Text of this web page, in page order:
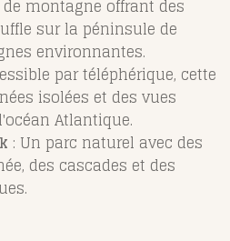
montagne offrant des
sur la péninsule de
environnantes.
par téléphérique, cette
isolées et des vues
Atlantique.
: Un parc naturel avec des
des cascades et des